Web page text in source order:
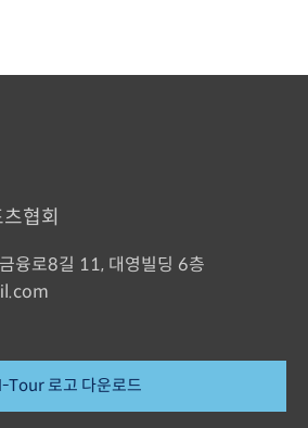
협회
융로8길 11, 대영빌딩 6층
Tour 로고 다운로드